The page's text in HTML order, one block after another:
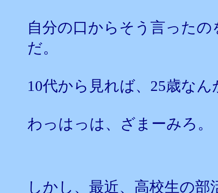
自分の口からそう言った
だ。
10代から見れば、25歳な
わっはっは、ざまーみろ。
しかし、最近、高校生の